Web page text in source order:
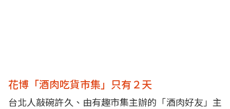
花博「酒肉吃貨市集」只有２天
台北人敲碗許久、由有趣市集主辦的「酒肉好友」主